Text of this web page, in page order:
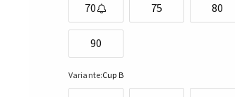
70 75 80
90
Variante:Cup B